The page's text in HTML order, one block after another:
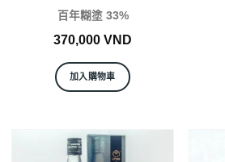
百年糊塗 33%
370,000 VND
加入購物車